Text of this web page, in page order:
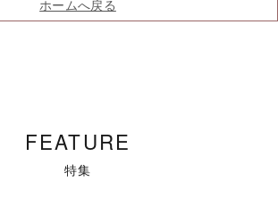
ホームへ戻る
FEATURE
特集